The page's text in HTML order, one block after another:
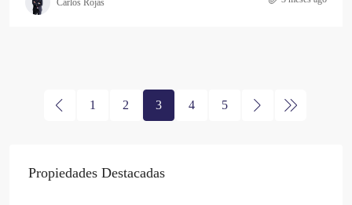
Carlos Rojas
1 2 3 4 5
Propiedades Destacadas